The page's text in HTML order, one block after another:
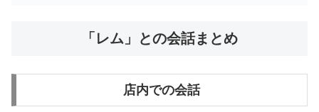
「レム」との会話まとめ
店内での会話